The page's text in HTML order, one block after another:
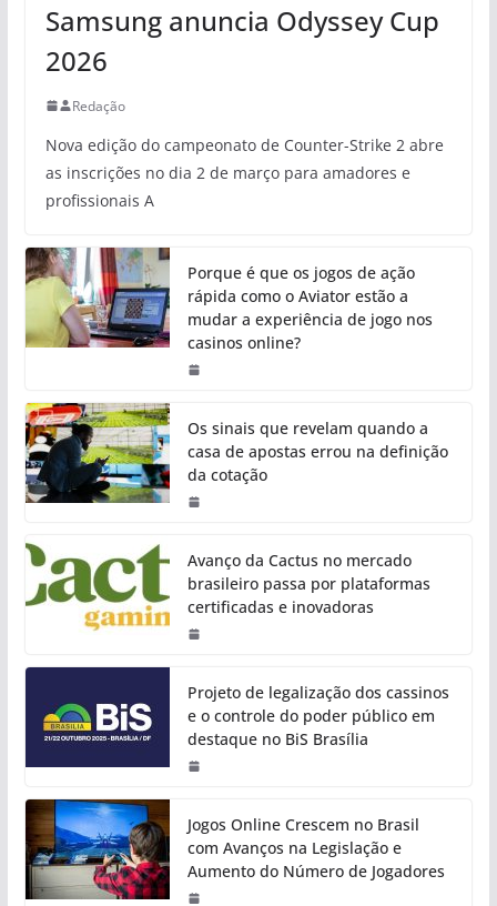
Samsung anuncia Odyssey Cup
2026
Redação
Nova edição do campeonato de Counter-Strike 2 abre
as inscrições no dia 2 de março para amadores e
profissionais A
Porque é que os jogos de ação
rápida como o Aviator estão a
mudar a experiência de jogo nos
casinos online?
Os sinais que revelam quando a
casa de apostas errou na definição
da cotação
Avanço da Cactus no mercado
brasileiro passa por plataformas
certificadas e inovadoras
Projeto de legalização dos cassinos
e o controle do poder público em
destaque no BiS Brasília
Jogos Online Crescem no Brasil
com Avanços na Legislação e
Aumento do Número de Jogadores